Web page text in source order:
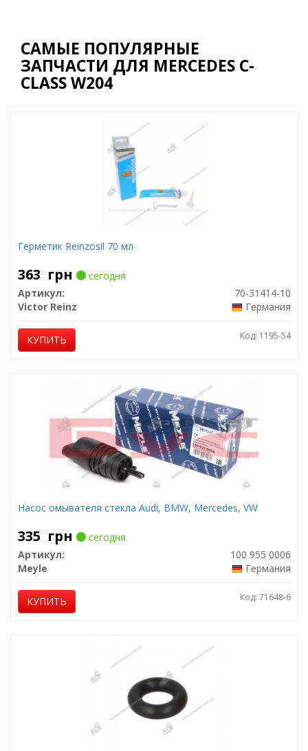
САМЫЕ ПОПУЛЯРНЫЕ
ЗАПЧАСТИ ДЛЯ MERCEDES C-
CLASS W204
Герметик Reinzosil 70 мл
363 грн
сегодня
Артикул:
70-31414-10
Victor Reinz
Германия
КУПИТЬ Код: 1195-54
Насос омывателя стекла Audi, BMW, Mercedes, VW
335 грн
сегодня
Артикул:
100 955 0006
Meyle
Германия
КУПИТЬ Код: 71648-6